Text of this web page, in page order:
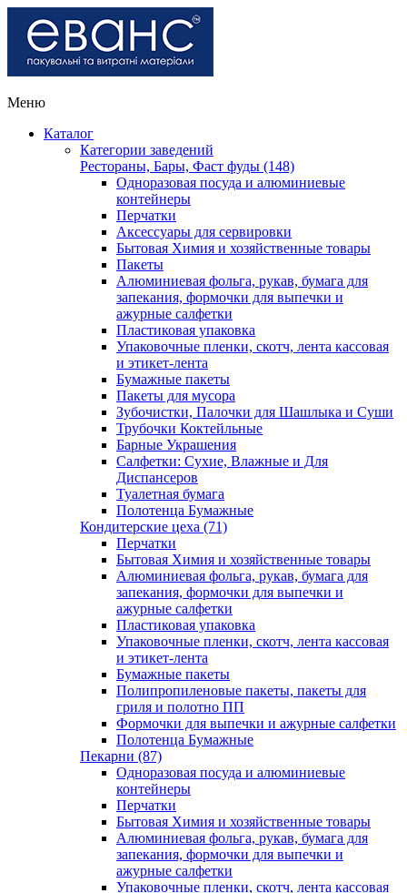
Меню
Каталог
Категории заведений
Рестораны, Бары, Фаст фуды (148)
Одноразовая посуда и алюминиевые
контейнеры
Перчатки
Аксессуары для сервировки
Бытовая Химия и хозяйственные товары
Пакеты
Алюминиевая фольга, рукав, бумага для
запекания, формочки для выпечки и
ажурные салфетки
Пластиковая упаковка
Упаковочные пленки, скотч, лента кассовая
и этикет-лента
Бумажные пакеты
Пакеты для мусора
Зубочистки, Палочки для Шашлыка и Суши
Трубочки Коктейльные
Барные Украшения
Салфетки: Сухие, Влажные и Для
Диспансеров
Туалетная бумага
Полотенца Бумажные
Кондитерские цеха (71)
Перчатки
Бытовая Химия и хозяйственные товары
Алюминиевая фольга, рукав, бумага для
запекания, формочки для выпечки и
ажурные салфетки
Пластиковая упаковка
Упаковочные пленки, скотч, лента кассовая
и этикет-лента
Бумажные пакеты
Полипропиленовые пакеты, пакеты для
гриля и полотно ПП
Формочки для выпечки и ажурные салфетки
Полотенца Бумажные
Пекарни (87)
Одноразовая посуда и алюминиевые
контейнеры
Перчатки
Бытовая Химия и хозяйственные товары
Алюминиевая фольга, рукав, бумага для
запекания, формочки для выпечки и
ажурные салфетки
Упаковочные пленки, скотч, лента кассовая